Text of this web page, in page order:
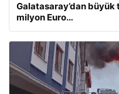
Galatasaray’dan
milyon Euro…